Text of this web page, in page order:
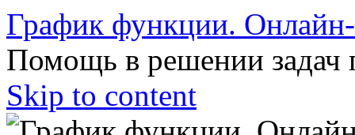
График функции.
Помощь в решении задач
Skip to content